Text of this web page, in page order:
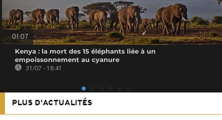
01:07
Kenya : la mort des 15 éléphants liée à un
empoissonnement au cyanure
31/07 - 18:41
PLUS D'ACTUALITÉS